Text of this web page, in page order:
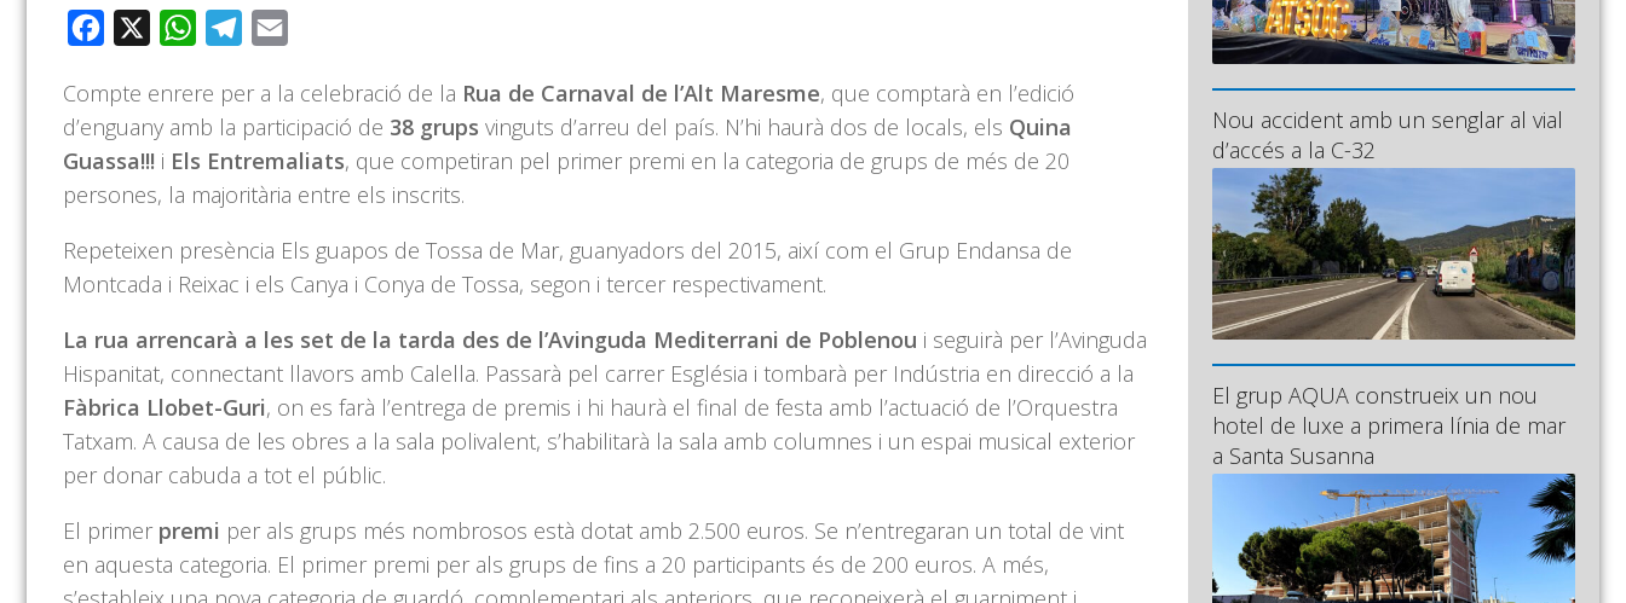
Facebook WhatsAppTelegram
Compte enrere per a la celebració de la Rua de Carnaval de l’Alt Maresme, que comptarà en l’edició
d’enguany amb la participació de 38 grups vinguts d’arreu del país. N’hi haurà dos de locals, els Quina
Guassa!!! i Els Entremaliats, que competiran pel primer premi en la categoria de grups de més de 20
persones, la majoritària entre els inscrits.
Repeteixen presència Els guapos de Tossa de Mar, guanyadors del 2015, així com el Grup Endansa de
Montcada i Reixac i els Canya i Conya de Tossa, segon i tercer respectivament.
La rua arrencarà a les set de la tarda des de l’Avinguda Mediterrani de Poblenou i seguirà per l’Avinguda
Hispanitat, connectant llavors amb Calella. Passarà pel carrer Església i tombarà per Indústria en direcció a la
Fàbrica Llobet-Guri, on es farà l’entrega de premis i hi haurà el final de festa amb l’actuació de l’Orquestra
Tatxam. A causa de les obres a la sala polivalent, s’habilitarà la sala amb columnes i un espai musical exterior
per donar cabuda a tot el públic.
El primer premi per als grups més nombrosos està dotat amb 2.500 euros. Se n’entregaran un total de vint
en aquesta categoria. El primer premi per als grups de fins a 20 participants és de 200 euros. A més,
Nou accident amb un senglar al vial
d’accés a la C-32
El grup AQUA construeix un nou
hotel de luxe a primera línia de mar
a Santa Susanna